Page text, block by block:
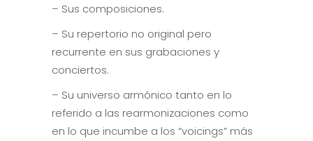
– Sus composiciones.
– Su repertorio no original pero
recurrente en sus grabaciones y
conciertos.
– Su universo armónico tanto en lo
referido a las rearmonizaciones como
en lo que incumbe a los “voicings” más